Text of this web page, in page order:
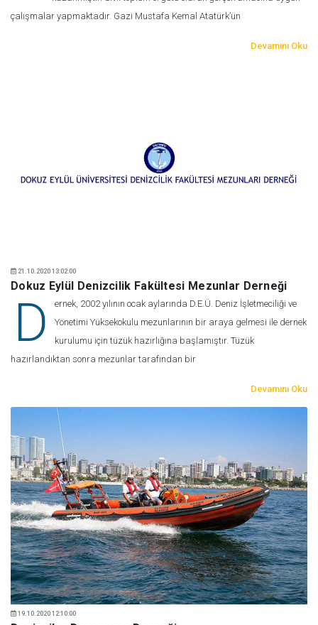
çalışmalar yapmaktadır. Gazi Mustafa Kemal Atatürk’ün
Devamını Oku
21.10.2020 13:02:00
Dokuz Eylül Denizcilik Fakültesi Mezunlar Derneği
D
ernek, 2002 yılının ocak aylarında D.E.Ü. Deniz İşletmeciliği ve
Yönetimi Yüksekokulu mezunlarının bir araya gelmesi ile dernek
kurulumu için tüzük hazırlığına başlamıştır. Tüzük
hazırlandıktan sonra mezunlar tarafından bir
Devamını Oku
19.10.2020 12:10:00